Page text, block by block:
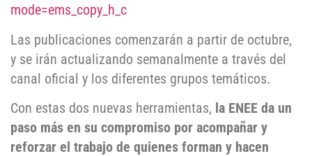
mode=ems_copy_h_c
Las publicaciones comenzarán a partir de octubre,
y se irán actualizando semanalmente a través del
canal oficial y los diferentes grupos temáticos.
Con estas dos nuevas herramientas, la ENEE da un
paso más en su compromiso por acompañar y
reforzar el trabajo de quienes forman y hacen